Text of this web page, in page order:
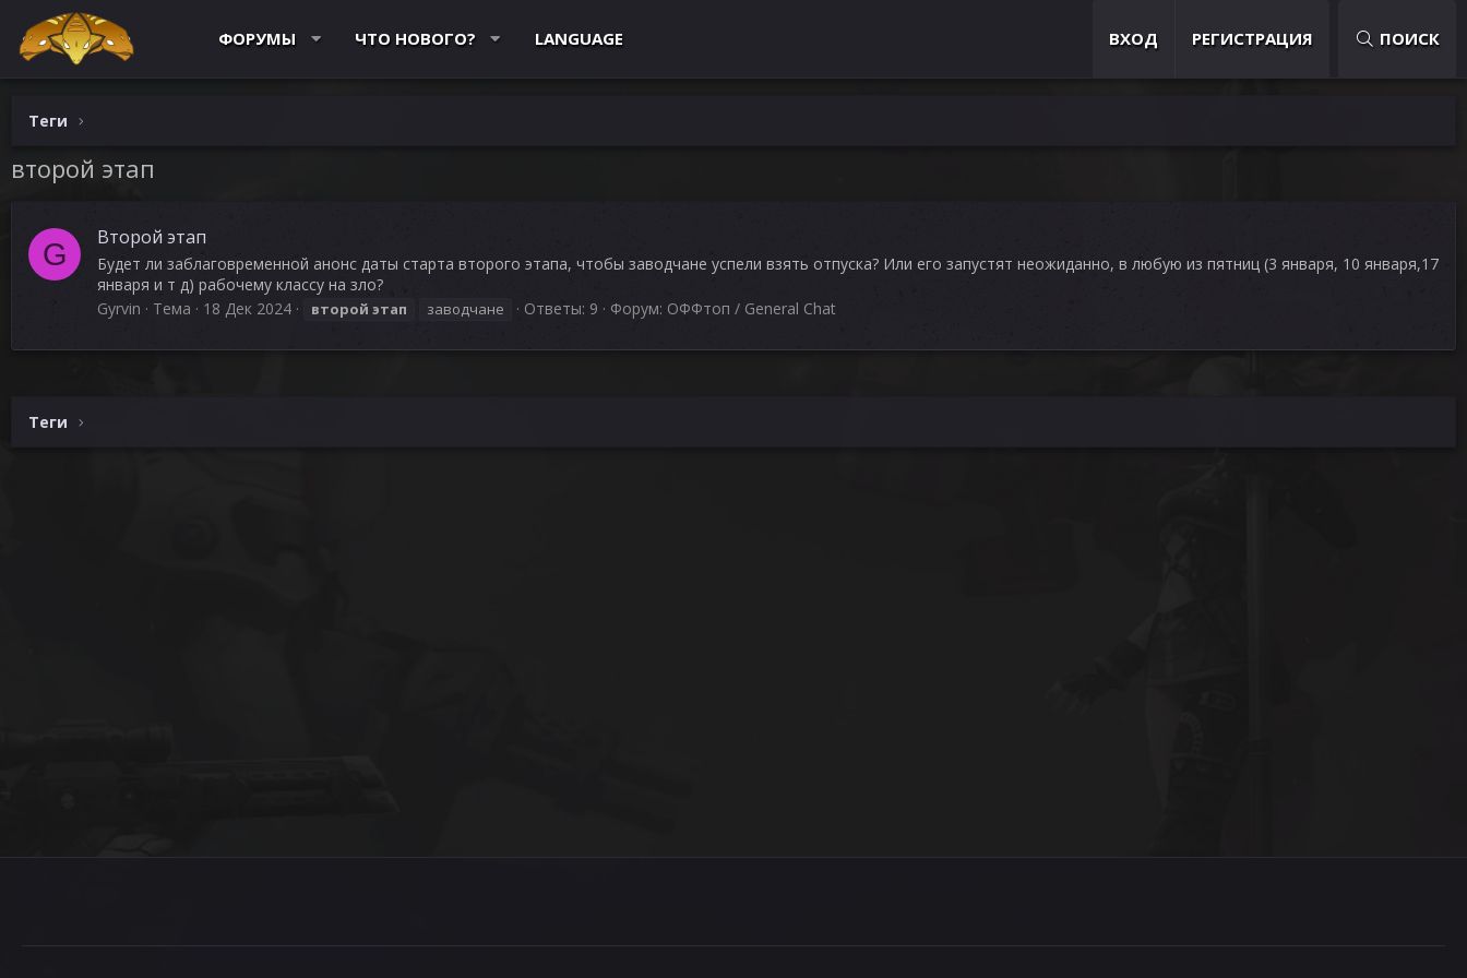
ФОРУМЫ ЧТО НОВОГО? LANGUAGE ВХОД РЕГИСТРАЦИЯ ПОИСК
Теги
второй этап
G Второй этап
Будет ли заблаговременной анонс даты старта второго этапа, чтобы заводчане успели взять отпуска? Или его запустят неожиданно, в любую из пятниц (3 января, 10 января,17
января и т д) рабочему классу на зло?
Gyrvin
Тема 18 Дек 2024 второй этап заводчане Ответы: 9 Форум: ОФФтоп / General Chat
Теги